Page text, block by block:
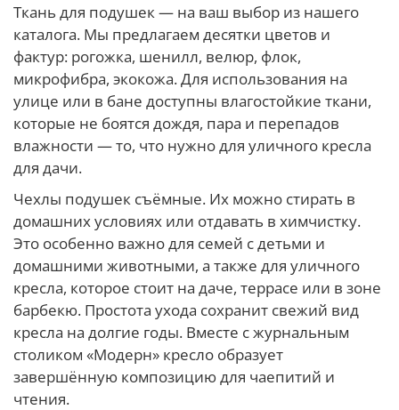
Ткань для подушек — на ваш выбор из нашего
каталога. Мы предлагаем десятки цветов и
фактур: рогожка, шенилл, велюр, флок,
микрофибра, экокожа. Для использования на
улице или в бане доступны влагостойкие ткани,
которые не боятся дождя, пара и перепадов
влажности — то, что нужно для уличного кресла
для дачи.
Чехлы подушек съёмные. Их можно стирать в
домашних условиях или отдавать в химчистку.
Это особенно важно для семей с детьми и
домашними животными, а также для уличного
кресла, которое стоит на даче, террасе или в зоне
барбекю. Простота ухода сохранит свежий вид
кресла на долгие годы. Вместе с журнальным
столиком «Модерн» кресло образует
завершённую композицию для чаепитий и
чтения.